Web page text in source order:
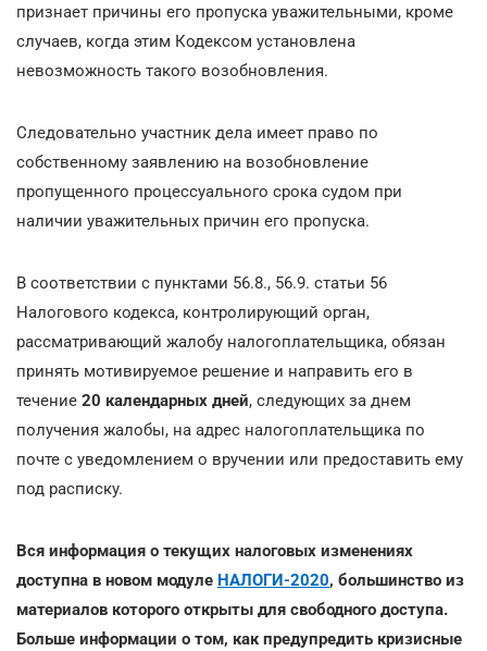
признает причины его пропуска уважительными, кроме
случаев, когда этим Кодексом установлена
невозможность такого возобновления.
Следовательно участник дела имеет право по
собственному заявлению на возобновление
пропущенного процессуального срока судом при
наличии уважительных причин его пропуска.
В соответствии с пунктами 56.8., 56.9. статьи 56
Налогового кодекса, контролирующий орган,
рассматривающий жалобу налогоплательщика, обязан
принять мотивируемое решение и направить его в
течение 20 календарных дней, следующих за днем
получения жалобы, на адрес налогоплательщика по
почте с уведомлением о вручении или предоставить ему
под расписку.
Вся информация о текущих налоговых изменениях
доступна в новом модуле НАЛОГИ-2020, большинство из
материалов которого открыты для свободного доступа.
Больше информации о том, как предупредить кризисные